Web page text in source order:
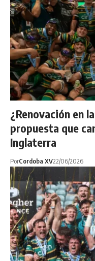
¿Renovación en
propuesta que
Inglaterra
PorCordoba XV22/06/2026